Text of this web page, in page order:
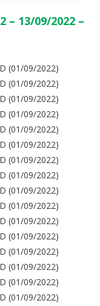
– 13/09/2022 –
(01/09/2022)
(01/09/2022)
(01/09/2022)
(01/09/2022)
(01/09/2022)
(01/09/2022)
(01/09/2022)
(01/09/2022)
(01/09/2022)
(01/09/2022)
(01/09/2022)
(01/09/2022)
(01/09/2022)
(01/09/2022)
(01/09/2022)
(01/09/2022)